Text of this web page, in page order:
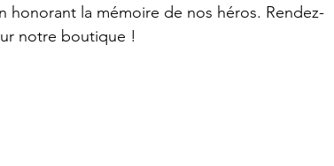
honorant la mémoire de nos héros. Rendez-
notre boutique !